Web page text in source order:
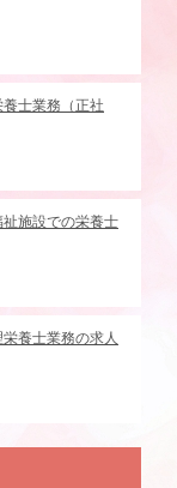
養士業務（正社
祉施設での栄養士
栄養士業務の求人